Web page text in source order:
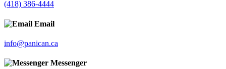
(418) 386-4444
Email
info@panican.ca
Messenger